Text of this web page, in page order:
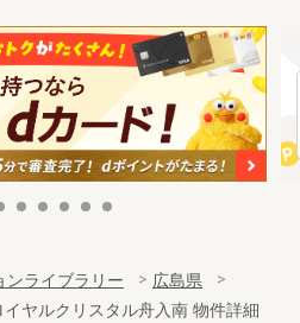
ンライブラリー
広島県
イヤルクリスタル舟入南 物件詳細